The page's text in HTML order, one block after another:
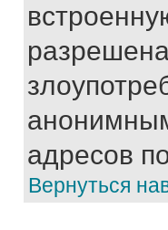
адресов
Вернуться